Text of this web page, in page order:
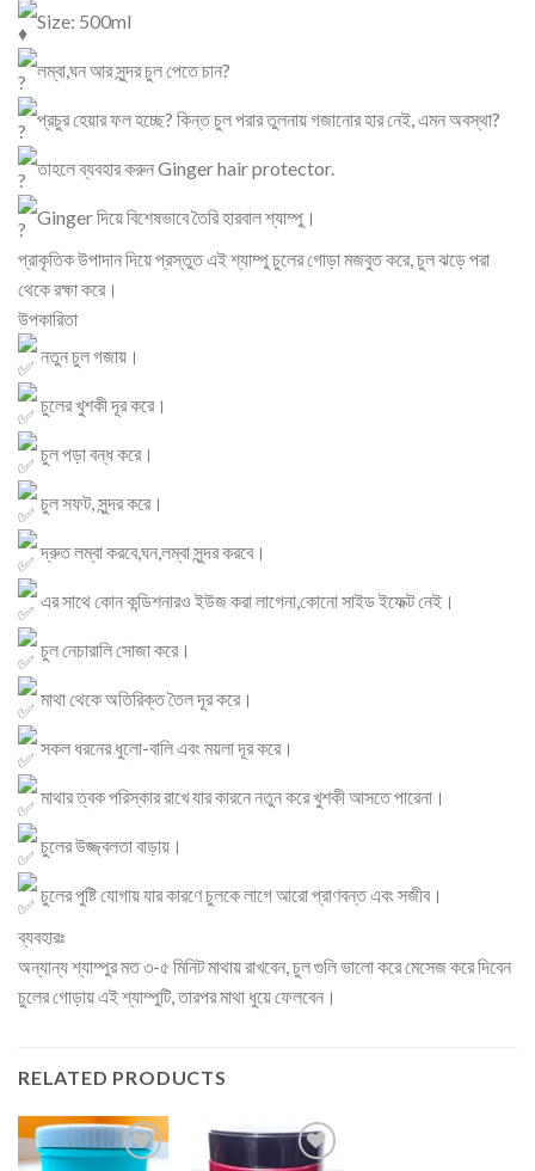
Size: 500ml
লম্বা,ঘন আর সুন্দর চুল পেতে চান?
প্রচুর হেয়ার ফল হচ্ছে? কিন্ত চুল পরার তুলনায় গজানোর হার নেই, এমন অবস্থা?
তাহলে ব্যবহার করুন Ginger hair protector.
Ginger দিয়ে বিশেষভাবে তৈরি হারবাল শ্যাম্পু।
প্রাকৃতিক উপাদান দিয়ে প্রস্তুত এই শ্যাম্পু চুলের গোড়া মজবুত করে, চুল ঝড়ে পরা
থেকে রক্ষা করে।
উপকারিতা
নতুন চুল গজায়।
চুলের খুশকী দূর করে।
চুল পড়া বন্ধ করে।
চুল সফট, সুন্দর করে।
দ্রুত লম্বা করবে,ঘন,লম্বা সুন্দর করবে।
এর সাথে কোন কন্ডিশনারও ইউজ করা লাগেনা,কোনো সাইড ইফেক্ট নেই।
চুল নেচারালি সোজা করে।
মাথা থেকে অতিরিক্ত তৈল দূর করে।
সকল ধরনের ধুলো-বালি এবং ময়লা দূর করে।
মাথার ত্বক পরিস্কার রাখে যার কারনে নতুন করে খুশকী আসতে পারেনা।
চুলের উজ্জ্বলতা বাড়ায়।
চুলের পুষ্টি যোগায় যার কারণে চুলকে লাগে আরো প্রাণবন্ত এবং সজীব।
ব্যবহারঃ
অন্যান্য শ্যাম্পুর মত ৩-৫ মিনিট মাথায় রাখবেন, চুল গুলি ভালো করে মেসেজ করে দিবেন
চুলের গোড়ায় এই শ্যাম্পুটি, তারপর মাথা ধুয়ে ফেলবেন।
RELATED PRODUCTS